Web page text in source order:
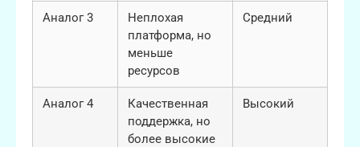
Аналог 3
Неплохая
платформа, но
меньше
ресурсов
Средний
Аналог 4
Качественная
поддержка, но
более высокие
Высокий